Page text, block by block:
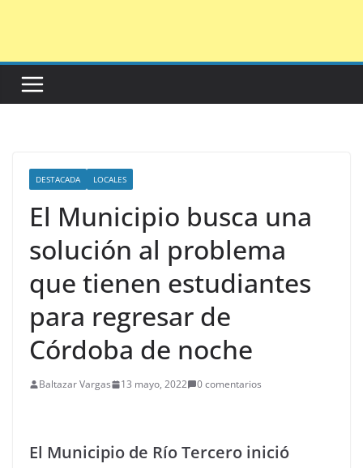
DESTACADA LOCALES
El Municipio busca una
solución al problema
que tienen estudiantes
para regresar de
Córdoba de noche
Baltazar Vargas 13 mayo, 2022 0 comentarios
El Municipio de Río Tercero inició